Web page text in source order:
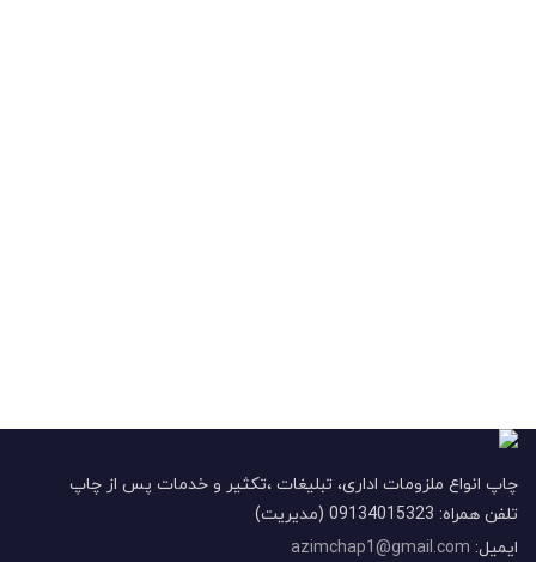
چاپ انواع ملزومات اداری، تبلیغات ،تکثیر و خدمات پس از چاپ
تلفن همراه: 09134015323 (مدیریت)
ایمیل: azimchap1@gmail.com